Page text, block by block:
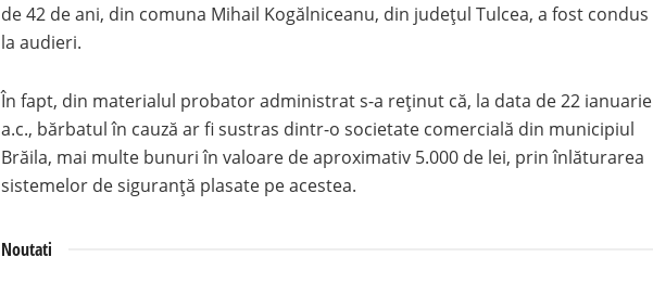
de 42 de ani, din comuna Mihail Kogălniceanu, din județul Tulcea, a fost condus
la audieri.
În fapt, din materialul probator administrat s-a reținut că, la data de 22 ianuarie
a.c., bărbatul în cauză ar fi sustras dintr-o societate comercială din municipiul
Brăila, mai multe bunuri în valoare de aproximativ 5.000 de lei, prin înlăturarea
sistemelor de siguranță plasate pe acestea.
Noutati